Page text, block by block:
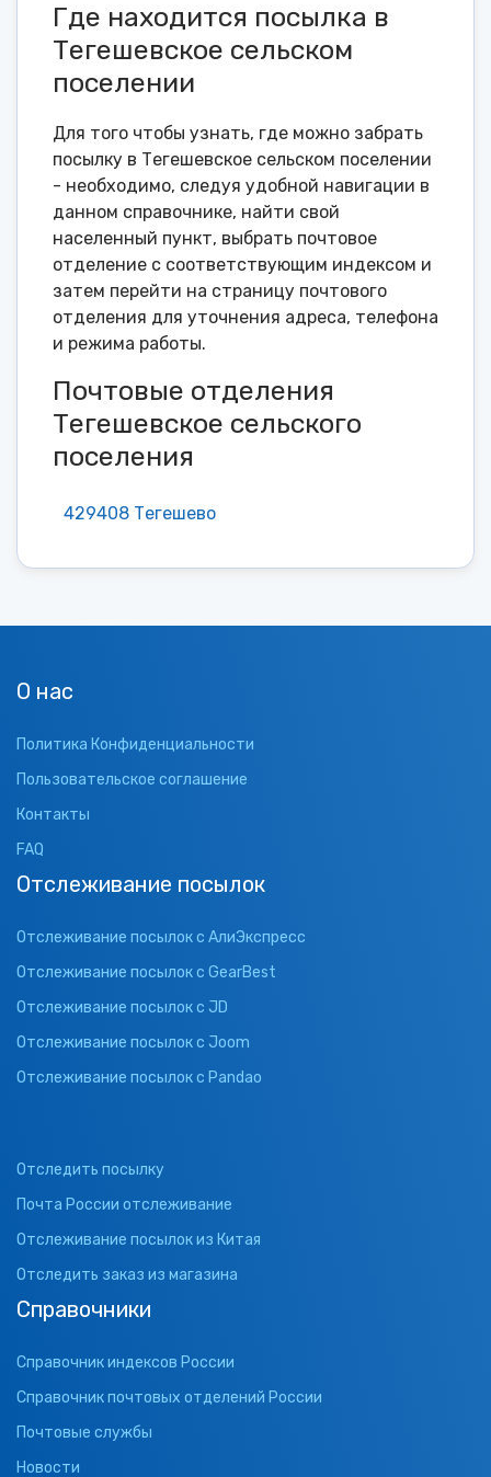
Где находится посылка в
Тегешевское сельском
поселении
Для того чтобы узнать, где можно забрать
посылку в Тегешевское сельском поселении
- необходимо, следуя удобной навигации в
данном справочнике, найти свой
населенный пункт, выбрать почтовое
отделение с соответствующим индексом и
затем перейти на страницу почтового
отделения для уточнения адреса, телефона
и режима работы.
Почтовые отделения
Тегешевское сельского
поселения
429408 Тегешево
О нас
Политика Конфиденциальности
Пользовательское соглашение
Контакты
FAQ
Отслеживание посылок
Отслеживание посылок с АлиЭкспресс
Отслеживание посылок с GearBest
Отслеживание посылок с JD
Отслеживание посылок с Joom
Отслеживание посылок с Pandao
Отследить посылку
Почта России отслеживание
Отслеживание посылок из Китая
Отследить заказ из магазина
Справочники
Справочник индексов России
Справочник почтовых отделений России
Почтовые службы
Новости